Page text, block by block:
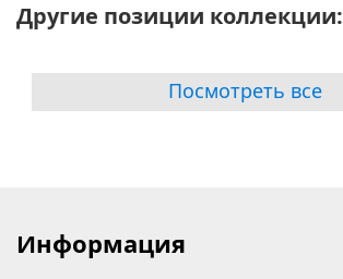
Другие позиции коллекции:
Посмотреть все
Информация